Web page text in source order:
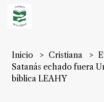
Inicio Cristiana
Satanás echado fuera
bíblica LEAHY